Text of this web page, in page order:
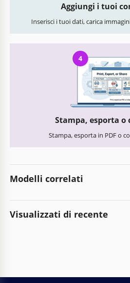
Aggiungi i tuoi
Inserisci i tuoi dati, carica
4
Stampa, esporta o
Stampa, esporta in PDF o
Modelli correlati
Visualizzati di recente